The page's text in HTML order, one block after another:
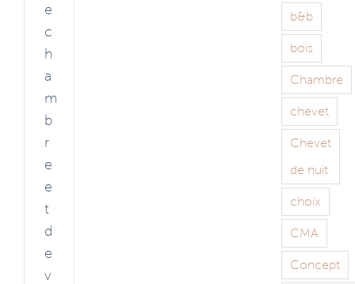
e
c
h
a
m
b
r
e
e
t
d
e
v
b&b
bois
Chambre
chevet
Chevet
de nuit
choix
CMA
Concept